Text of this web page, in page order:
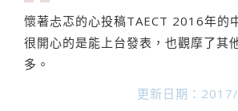
懷著忐忑的心投稿TAECT 2016年的
很開心的是能上台發表，也觀摩了其
多。
更新日期：